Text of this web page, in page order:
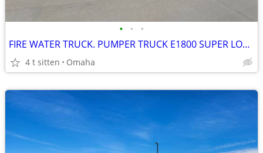
• • •
FIRE WATER TRUCK. PUMPER TRUCK E1800 SUPER LOW HOURS & MILES
4 t sitten Omaha